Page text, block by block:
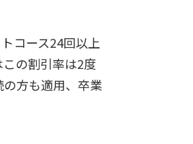
コース24回以上
の割引率は2度
方も適用、卒業